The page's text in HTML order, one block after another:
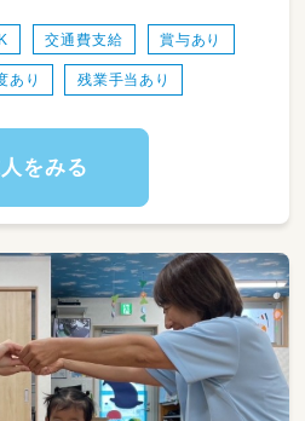
交通費支給 賞与あり
あり 残業手当あり
をみる